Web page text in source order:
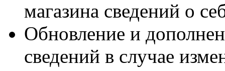
магазина сведений о
Обновление и
сведений в случае